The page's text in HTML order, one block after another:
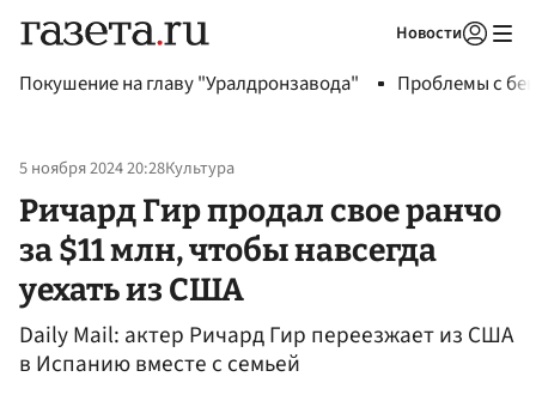
Новости
Покушение на главу "Уралдронзавода" Проблемы с
5 ноября 2024 20:28Культура
Ричард Гир продал свое ранчо
за $11 млн, чтобы навсегда
уехать из США
Daily Mail: актер Ричард Гир переезжает из США
в Испанию вместе с семьей